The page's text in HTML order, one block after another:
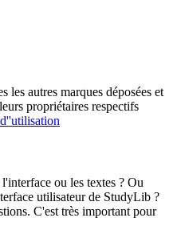
autres marques déposées et
propriétaires respectifs
ou les textes ? Ou
utilisateur de StudyLib ?
C'est très important pour